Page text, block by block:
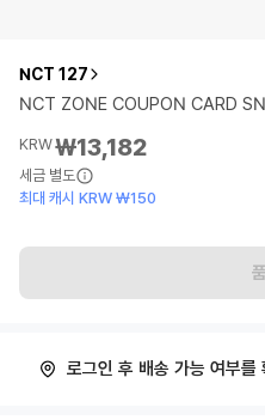
NCT 127
NCT ZONE COUPON CARD
KRW₩13,182
세금 별도
최대 캐시 KRW ₩150
로그인 후 배송 가능 여부를